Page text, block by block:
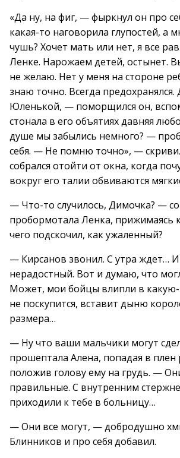
«Да ну, на фиг, — фыркнул он про
какая-то наговорила глупостей, а
чушь? Хочет мать или нет, я все
Ленке. Нарожаем детей, остынет.
не желаю. Нет у меня на стороне
знаю точно. Всегда предохранялся.
Юленькой, — поморщился он,
стонала в его объятиях давняя
душе мы забылись немного? —
себя. — Не помню точно», —
собрался отойти от окна, когда
вокруг его талии обвиваются
— Что-то случилось, Димочка? —
пробормотала Ленка, прижимаясь
чего подскочил, как ужаленный?
— Кирсанов звонил. С утра ждет… И
нерадостный. Вот и думаю, что
Может, мои бойцы влипли в
не поскупится, вставит дыню
размера…
— Ну что ваши мальчики могут
прошептала Алена, попадая в плен
положив голову ему на грудь. —
правильные. С внутренним
приходили к тебе в больницу…
— Они все могут, — добродушно
Блинников и про себя добавил.